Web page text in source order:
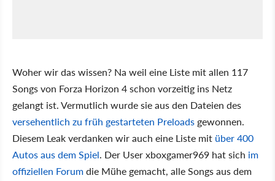
Woher wir das wissen? Na weil eine Liste mit allen 117
Songs von Forza Horizon 4 schon vorzeitig ins Netz
gelangt ist. Vermutlich wurde sie aus den Dateien des
versehentlich zu früh gestarteten Preloads gewonnen.
Diesem Leak verdanken wir auch eine Liste mit über 400
Autos aus dem Spiel. Der User xboxgamer969 hat sich im
offiziellen Forumdie Mühe gemacht, alle Songs aus dem